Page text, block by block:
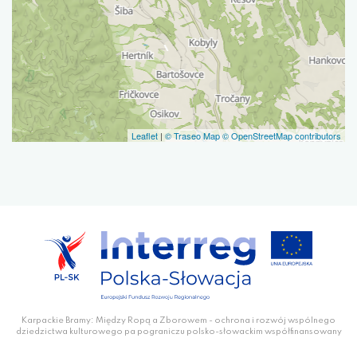
Leaflet | © Traseo Map© OpenStreetMap contributors
Karpackie Bramy: Między Ropą a Zborowem - ochrona i rozwój wspólnego
dziedzictwa kulturowego pa pograniczu polsko-słowackim współfinansowany